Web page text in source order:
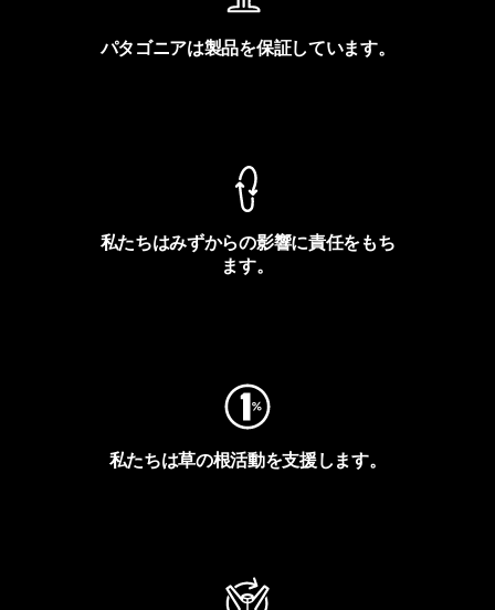
パタゴニアは製品を保証しています。
私たちはみずからの影響に責任をもち
ます。
私たちは草の根活動を支援します。